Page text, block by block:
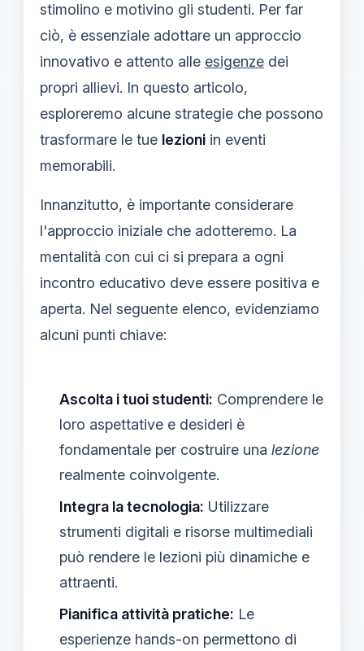
stimolino e motivino gli studenti. Per far
ciò, è essenziale adottare un approccio
innovativo e attento alle esigenze dei
propri allievi. In questo articolo,
esploreremo alcune strategie che possono
trasformare le tue lezioni in eventi
memorabili.
Innanzitutto, è importante considerare
l'approccio iniziale che adotteremo. La
mentalità con cui ci si prepara a ogni
incontro educativo deve essere positiva e
aperta. Nel seguente elenco, evidenziamo
alcuni punti chiave:
Ascolta i tuoi studenti: Comprendere le
loro aspettative e desideri è
fondamentale per costruire una lezione
realmente coinvolgente.
Integra la tecnologia: Utilizzare
strumenti digitali e risorse multimediali
può rendere le lezioni più dinamiche e
attraenti.
Pianifica attività pratiche: Le
esperienze hands-on permettono di